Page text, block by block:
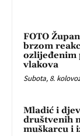
FOTO
brzom
ozlijeđenim
vlakova
Subota, 8.
Mladić i
društvenih
muškarcu i